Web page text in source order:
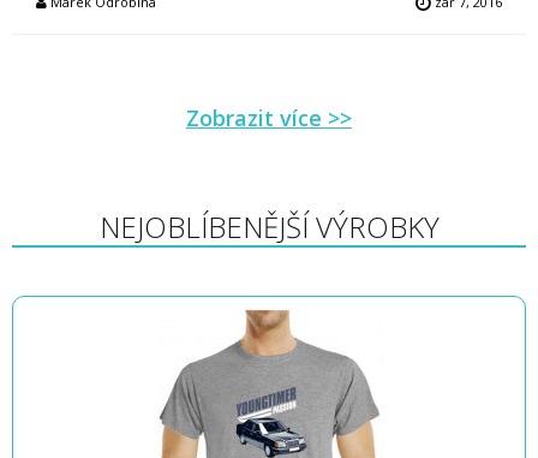
Zobrazit více >>
NEJOBLÍBENĚJŠÍ VÝROBKY